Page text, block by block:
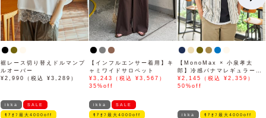
裾レース切り替えドルマンプ
ルオーバー
¥2,990（税込 ¥3,289）
【インフルエンサー着用】キ
ャミワイドサロペット
¥3,243（税込 ¥3,567）
35%off
【MonoMax × 小泉孝太
郎】冷感パナマレギュラーカ
ラー半袖シャツ「小泉孝太郎
さん着用モデル」
¥2,145（税込 ¥2,359）
50%off
ikka SALE
ﾓｱｵﾌ最大4000off
ikka SALE
ﾓｱｵﾌ最大4000off ikka ﾓｱｵﾌ最大4000off